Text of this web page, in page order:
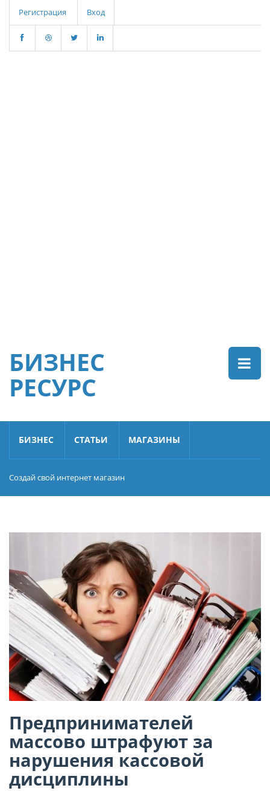
Регистрация Вход
БИЗНЕС
РЕСУРС
БИЗНЕС СТАТЬИ МАГАЗИНЫ
Создай свой интернет магазин
Предпринимателей
массово штрафуют за
нарушения кассовой
дисциплины